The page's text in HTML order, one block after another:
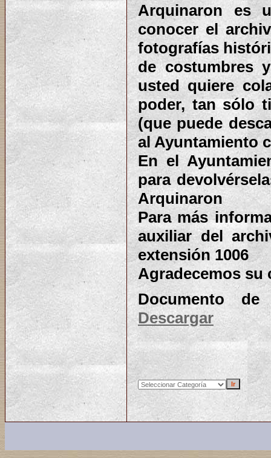
Arquinaron es
conocer el
fotografías
de costumbres
usted quiere
poder, tan sólo
(que puede
al Ayuntamiento
En el
para
Arquinaron
Para más
auxiliar del
extensión 1006
Agradecemos su
Documento
Descargar